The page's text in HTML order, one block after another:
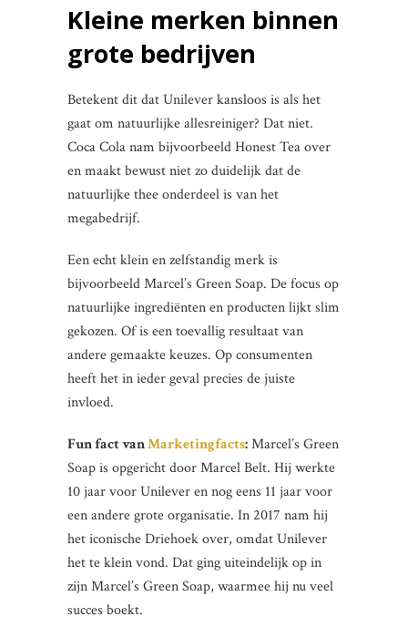
Kleine merken binnen
grote bedrijven
Betekent dit dat Unilever kansloos is als het
gaat om natuurlijke allesreiniger? Dat niet.
Coca Cola nam bijvoorbeeld Honest Tea over
en maakt bewust niet zo duidelijk dat de
natuurlijke thee onderdeel is van het
megabedrijf.
Een echt klein en zelfstandig merk is
bijvoorbeeld Marcel’s Green Soap. De focus op
natuurlijke ingrediënten en producten lijkt slim
gekozen. Of is een toevallig resultaat van
andere gemaakte keuzes. Op consumenten
heeft het in ieder geval precies de juiste
invloed.
Fun fact vanMarketingfacts:Marcel’s Green
Soap is opgericht door Marcel Belt. Hij werkte
10 jaar voor Unilever en nog eens 11 jaar voor
een andere grote organisatie. In 2017 nam hij
het iconische Driehoek over, omdat Unilever
het te klein vond. Dat ging uiteindelijk op in
zijn Marcel’s Green Soap, waarmee hij nu veel
succes boekt.